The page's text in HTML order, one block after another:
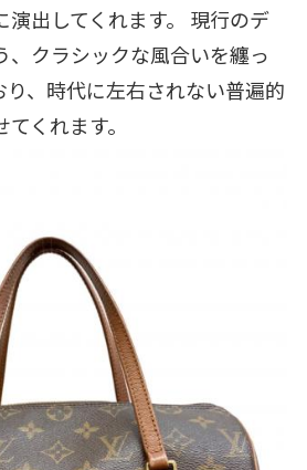
出してくれます。 現行のデ
、クラシックな風合いを纏っ
り、時代に左右されない普遍的
くれます。